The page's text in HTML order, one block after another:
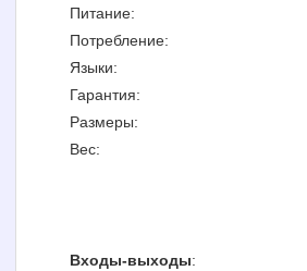
Питание:
Потребление:
Языки:
Гарантия:
Размеры:
Вес:
Входы-выходы: